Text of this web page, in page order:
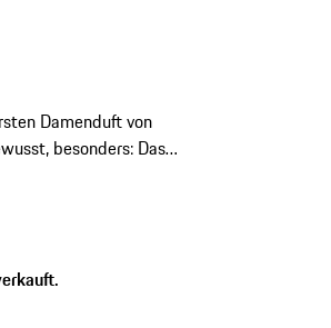
Damenduft von
besonders: Das